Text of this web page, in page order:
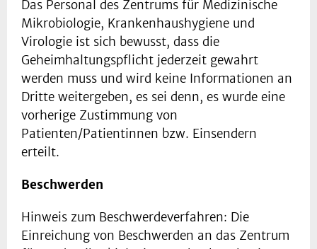
Das Personal des Zentrums für Medizinische
Mikrobiologie, Krankenhaushygiene und
Virologie ist sich bewusst, dass die
Geheimhaltungspflicht jederzeit gewahrt
werden muss und wird keine Informationen an
Dritte weitergeben, es sei denn, es wurde eine
vorherige Zustimmung von
Patienten/Patientinnen bzw. Einsendern
erteilt.
Beschwerden
Hinweis zum Beschwerdeverfahren: Die
Einreichung von Beschwerden an das Zentrum